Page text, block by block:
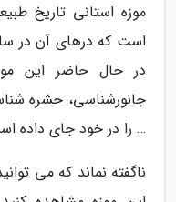
موزه استانی تاریخ
در حال حاضر این
جانورشناسی، حشره
… را در خود جای داده
ناگفته نماند که می